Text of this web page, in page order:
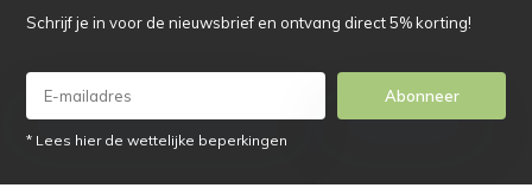
Schrijf je in voor de nieuwsbrief en ontvang direct 5% korting!
Abonneer
* Lees hier de wettelijke beperkingen